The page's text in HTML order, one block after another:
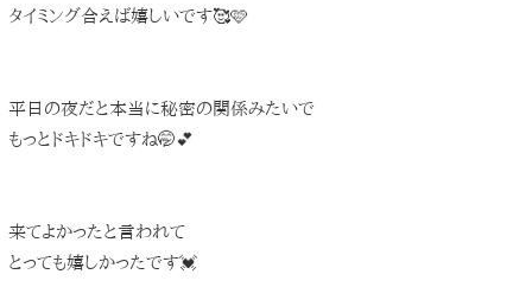
タイミング合えば嬉しいです🥰🩷
平日の夜だと本当に秘密の関係みたいで
もっとドキドキですね🤭💕
来てよかったと言われて
とっても嬉しかったです💓